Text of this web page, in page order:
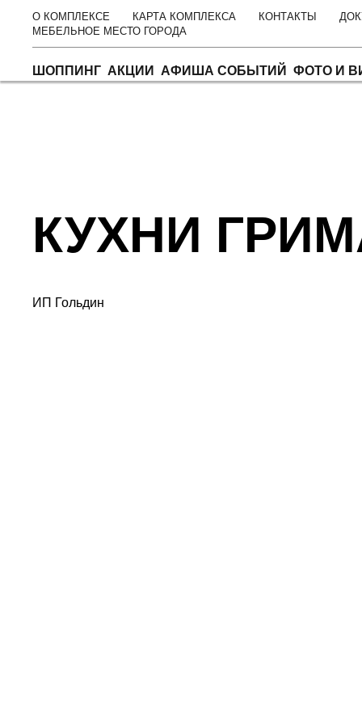
О КОМПЛЕКСЕ КАРТА КОМПЛЕКСА КОНТАКТЫ
МЕБЕЛЬНОЕ МЕСТО ГОРОДА
ШОППИНГ АКЦИИ АФИША СОБЫТИЙ ФОТО И
КУХНИ
ИП Гольдин